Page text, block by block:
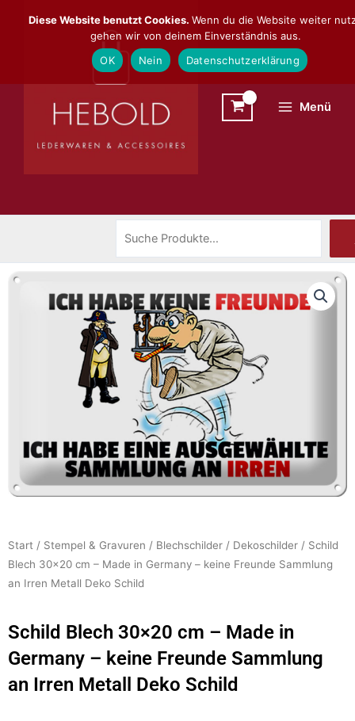
Inhalt
Menü
Start / Stempel & Gravuren / Blechschilder / Dekoschilder / Schild
Blech 30×20 cm – Made in Germany – keine Freunde Sammlung
an Irren Metall Deko Schild
Schild Blech 30×20 cm – Made in
Germany – keine Freunde Sammlung
an Irren Metall Deko Schild
Diese Website benutzt Cookies. Wenn du die Website weiter
gehen wir von deinem Einverständnis aus.
OK
Nein Datenschutzerklärung